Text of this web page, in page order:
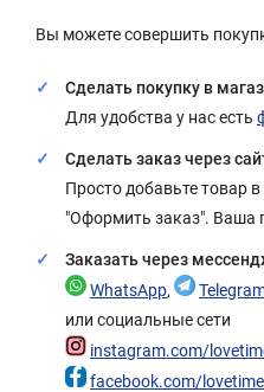
Вы можете совершить
Сделать покупку в
Для удобства у нас есть
Сделать заказ через
Просто добавьте товар
"Оформить заказ". Ваша
Заказать через
WhatsApp,
или социальные сети
instagram.com/
facebook.com/